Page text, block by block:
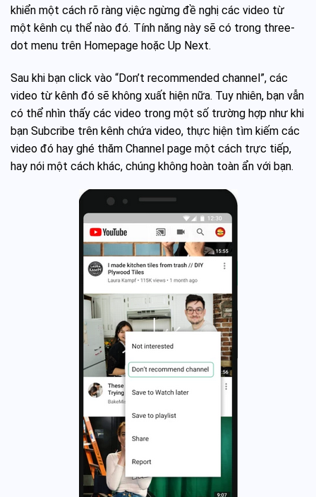
khiển một cách rõ ràng việc ngừng đề nghị các video từ
một kênh cụ thể nào đó. Tính năng này sẽ có trong three-
dot menu trên Homepage hoặc Up Next.
Sau khi bạn click vào “Don’t recommended channel”, các
video từ kênh đó sẽ không xuất hiện nữa. Tuy nhiên, bạn vẫn
có thể nhìn thấy các video trong một số trường hợp như khi
bạn Subcribe trên kênh chứa video, thực hiện tìm kiếm các
video đó hay ghé thăm Channel page một cách trực tiếp,
hay nói một cách khác, chúng không hoàn toàn ẩn với bạn.